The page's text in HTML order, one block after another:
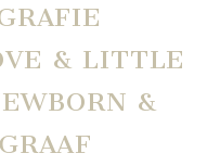
& LITTLE
&